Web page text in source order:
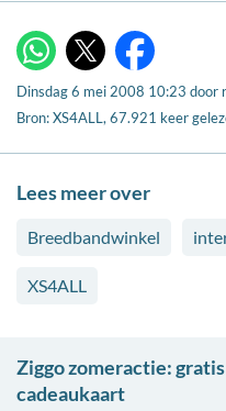
WhatsApp
X Facebook
Dinsdag 6 mei 2008 10:23 door
Bron: XS4ALL, 67.921 keer
Lees meer over
Breedbandwinkel
XS4ALL
Ziggo zomeractie:
cadeaukaart